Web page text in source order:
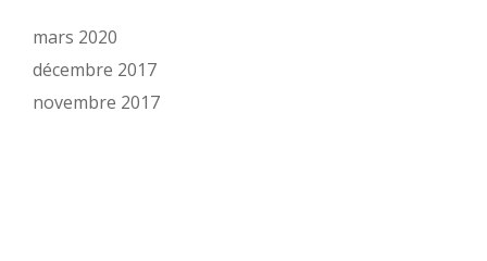
mars 2020
décembre 2017
novembre 2017